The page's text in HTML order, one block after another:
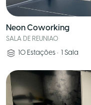
Neon Coworking
SALA DE REUNIAO
10 Estações • 1 Sala